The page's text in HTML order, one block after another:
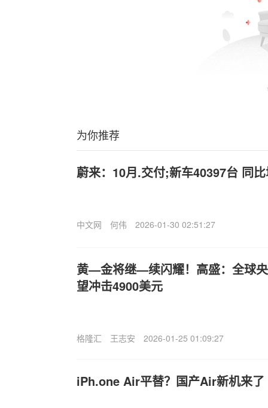
为你推荐
蔚来：10月.交付;新车40397台 同
中文网 何伟 2026-01-30 02:51:27
黄—金将继—续闪耀！高盛：全球
望冲击4900美元
格隆汇 王志安 2026-01-25 01:09:27
iPh.one Air平替？国产Air新机来了